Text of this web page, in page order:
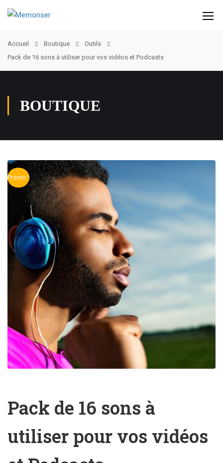
Accueil Boutique
Outils
Pack de 16 sons à utiliser pour vos vidéos et Podcasts
BOUTIQUE
Promo !
Pack de 16 sons à
utiliser pour vos vidéos